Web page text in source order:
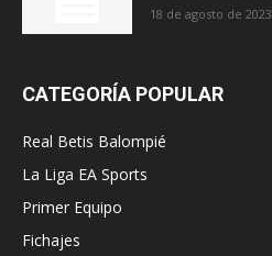
18 de agosto de 2023
CATEGORÍA POPULAR
Real Betis Balompié
La Liga EA Sports
Primer Equipo
Fichajes